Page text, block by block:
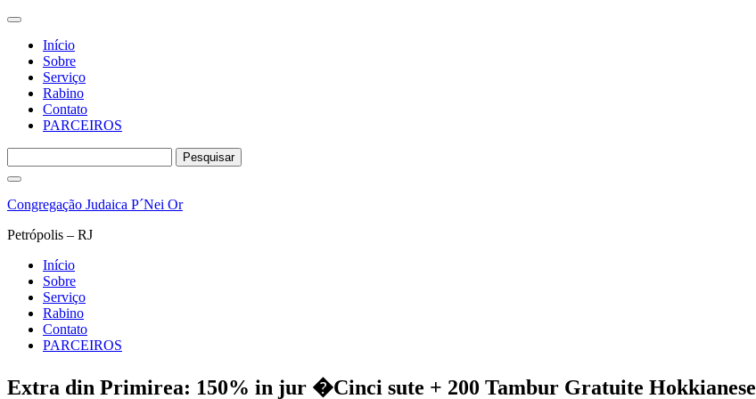
Início
Sobre
Serviço
Rabino
Contato
PARCEIROS
por:
Pular
o
Congregação Judaica P´Nei Or
Petrópolis – RJ
Início
Sobre
Serviço
Rabino
Contato
PARCEIROS
Extra din Primirea: 150% in jur �Cinci sute + 200 Tambur Gratuite Hokkianese